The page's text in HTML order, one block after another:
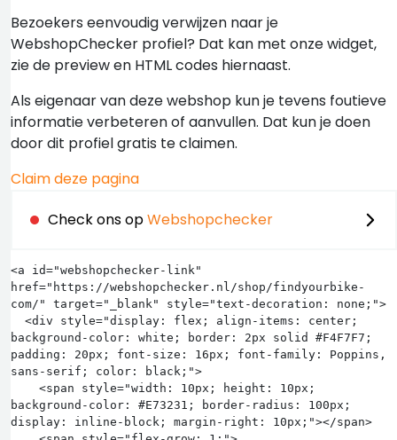
Bezoekers eenvoudig verwijzen naar je
WebshopChecker profiel? Dat kan met onze widget,
zie de preview en HTML codes hiernaast.
Als eigenaar van deze webshop kun je tevens foutieve
informatie verbeteren of aanvullen. Dat kun je doen
door dit profiel gratis te claimen.
Claim deze pagina
Check ons opWebshopchecker
<a id="webshopchecker-link"
href="https://webshopchecker.nl/shop/findyourbike-
com/" target="_blank" style="text-decoration: none;">
background-color: white; border: 2px solid #F4F7F7;
padding: 20px; font-size: 16px; font-family: Poppins,
sans-serif; color: black;">
background-color: #E73231; border-radius: 100px;
display: inline-block; margin-right: 10px;"></span>